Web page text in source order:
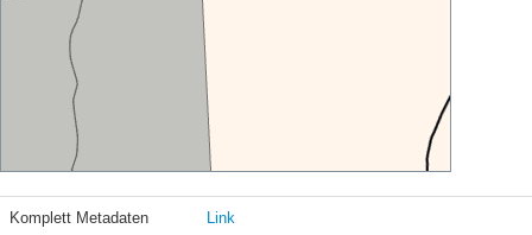
Komplett Metadaten Link